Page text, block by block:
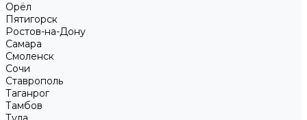
Орёл
Пятигорск
Ростов-на-Дону
Самара
Смоленск
Сочи
Ставрополь
Таганрог
Тамбов